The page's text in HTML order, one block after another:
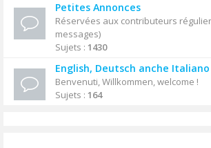
Petites Annonces
Réservées aux contributeurs
messages)
Sujets : 1430
English, Deutsch anche Italiano
Benvenuti, Willkommen, welcome !
Sujets : 164